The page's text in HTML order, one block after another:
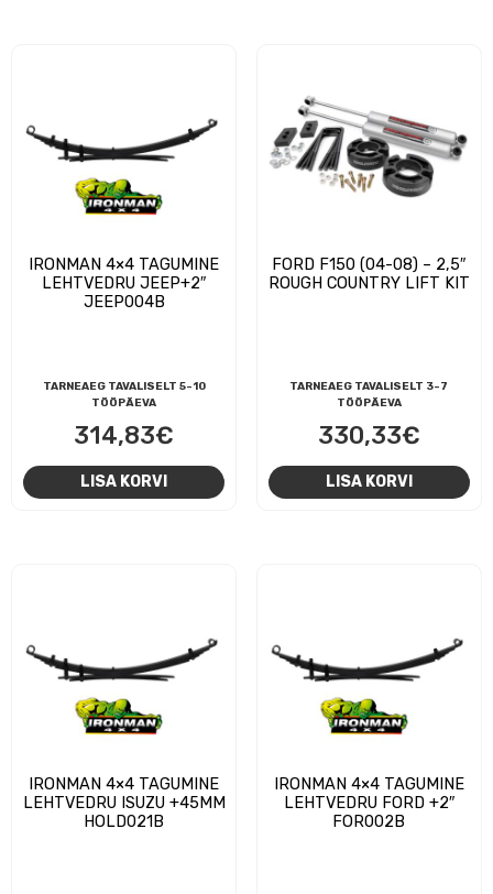
IRONMAN 4×4 TAGUMINE
LEHTVEDRU JEEP+2″
JEEP004B
TARNEAEG TAVALISELT 5-10
TÖÖPÄEVA
314,83€
LISA KORVI
FORD F150 (04-08) – 2,5″
ROUGH COUNTRY LIFT KIT
TARNEAEG TAVALISELT 3-7
TÖÖPÄEVA
330,33€
LISA KORVI
IRONMAN 4×4 TAGUMINE
LEHTVEDRU ISUZU +45MM
HOLD021B
IRONMAN 4×4 TAGUMINE
LEHTVEDRU FORD +2″
FOR002B